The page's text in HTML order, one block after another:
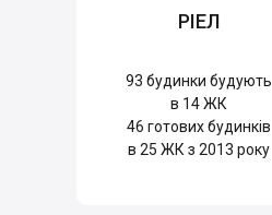
РІЕЛ
93 будинки будують
в 14 ЖК
46 готових будинків
в 25 ЖК з 2013 року